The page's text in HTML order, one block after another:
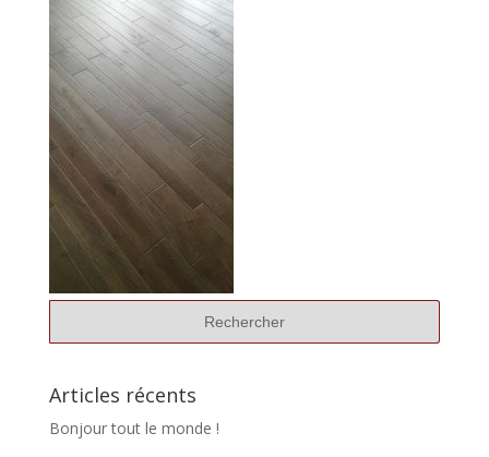
Articles récents
Bonjour tout le monde !